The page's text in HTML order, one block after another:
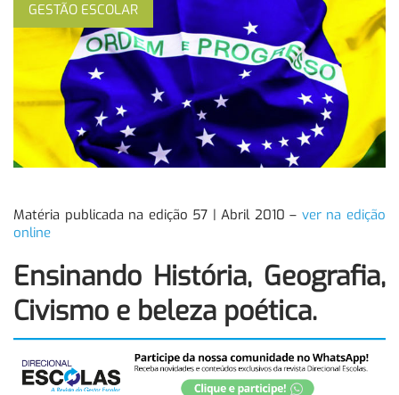
GESTÃO ESCOLAR
Matéria publicada na edição 57 | Abril 2010 – ver na edição
online
Ensinando História, Geografia,
Civismo e beleza poética.